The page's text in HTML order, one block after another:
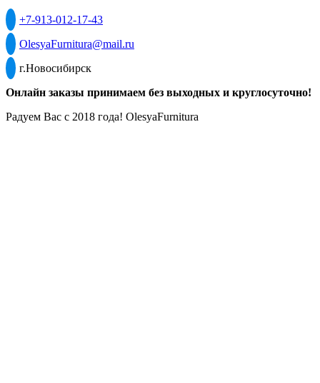
+7-913-012-17-43
OlesyaFurnitura@mail.ru
г.Новосибирск
Онлайн заказы принимаем без выходных и круглосуточно!
Радуем Вас с 2018 года! OlesyaFurnitura